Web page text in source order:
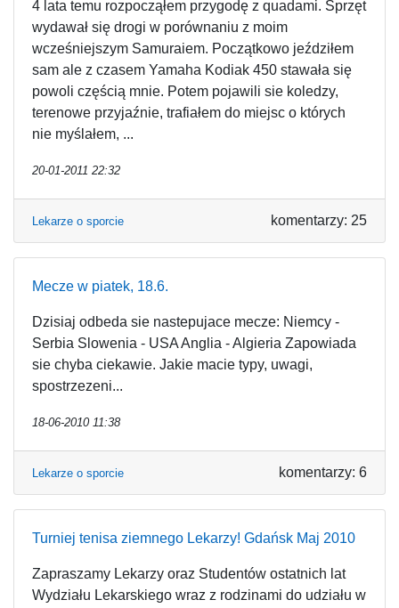
4 lata temu rozpocząłem przygodę z quadami. Sprzęt
wydawał się drogi w porównaniu z moim
wcześniejszym Samuraiem. Początkowo jeździłem
sam ale z czasem Yamaha Kodiak 450 stawała się
powoli częścią mnie. Potem pojawili sie koledzy,
terenowe przyjaźnie, trafiałem do miejsc o których
nie myślałem, ...
20-01-2011 22:32
Lekarze o sporcie komentarzy: 25
Mecze w piatek, 18.6.
Dzisiaj odbeda sie nastepujace mecze: Niemcy -
Serbia Slowenia - USA Anglia - Algieria Zapowiada
sie chyba ciekawie. Jakie macie typy, uwagi,
spostrzezeni...
18-06-2010 11:38
Lekarze o sporcie komentarzy: 6
Turniej tenisa ziemnego Lekarzy! Gdańsk Maj 2010
Zapraszamy Lekarzy oraz Studentów ostatnich lat
Wydziału Lekarskiego wraz z rodzinami do udziału w